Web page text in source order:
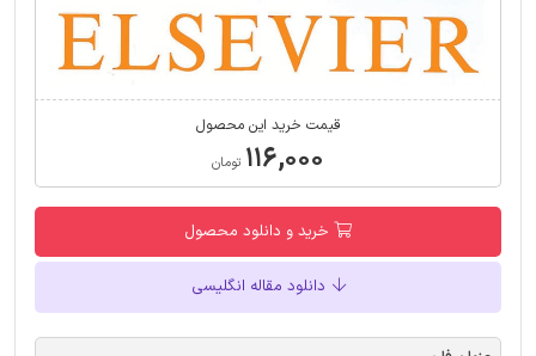
قیمت خرید این محصول
۱۱۶,۰۰۰ تومان
خرید و دانلود محصول
دانلود مقاله انگلیسی